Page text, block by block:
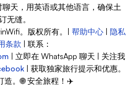
天，用英语或其他语言，确保土
无缝。
。版权所有。| 帮助中心
隐私
条款 | 联系：
| 立即在 WhatsApp 聊天 | 关注我
| 获取独家旅行提示和优惠。
。🌐 安全旅程！✈️